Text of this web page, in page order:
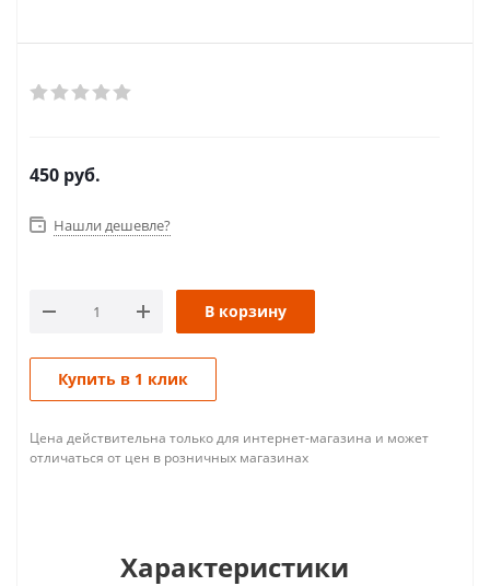
450 руб.
Нашли дешевле?
В корзину
Купить в 1 клик
Цена действительна только для интернет-магазина и может
отличаться от цен в розничных магазинах
Характеристики